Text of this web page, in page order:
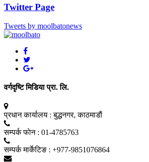
Twitter Page
Tweets by moolbatonews
वर्गदृष्टि मिडिया प्रा. लि.
प्रधान कार्यालय : बुद्धनगर, काठमाडाैं
सम्पर्क फाेन : 01-4785763
सम्पर्क मार्केटिङ : +977-9851076864